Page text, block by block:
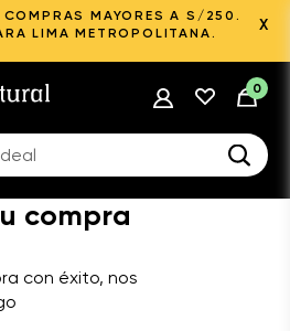
MAYORES A S/250.
LIMA METROPOLITANA.
X
0
compra
con éxito, nos